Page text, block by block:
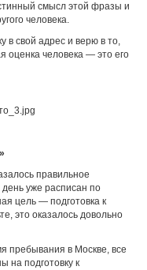
смысл этой фразы и
человека.
в свой адрес и верю в то,
оценка человека — это его
правильное
уже расписан по
цель — подготовка к
это оказалось довольно
пребывания в Москве, все
на подготовку к